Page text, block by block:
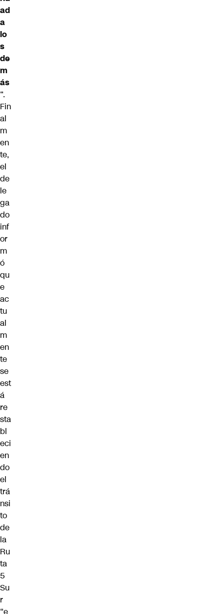
ad
a
lo
s
de
m
ás
“.
Fin
al
m
en
te,
el
de
le
ga
do
inf
or
m
ó
qu
e
ac
tu
al
m
en
te
se
est
á
re
sta
bl
eci
en
do
el
trá
nsi
to
de
la
Ru
ta
5
Su
r
“e